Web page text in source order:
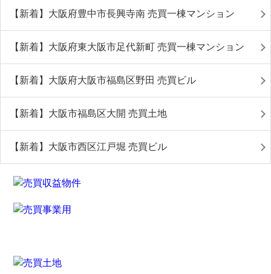
【新着】大阪府豊中市長興寺南 売買一棟マンション
【新着】大阪府東大阪市足代新町 売買一棟マンション
【新着】大阪府大阪市福島区野田 売買ビル
【新着】大阪市福島区大開 売買土地
【新着】大阪市西区江戸堀 売買ビル